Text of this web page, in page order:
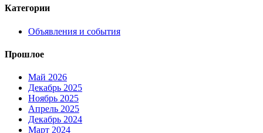
Категории
Объявления и события
Прошлое
Май 2026
Декабрь 2025
Ноябрь 2025
Апрель 2025
Декабрь 2024
Март 2024